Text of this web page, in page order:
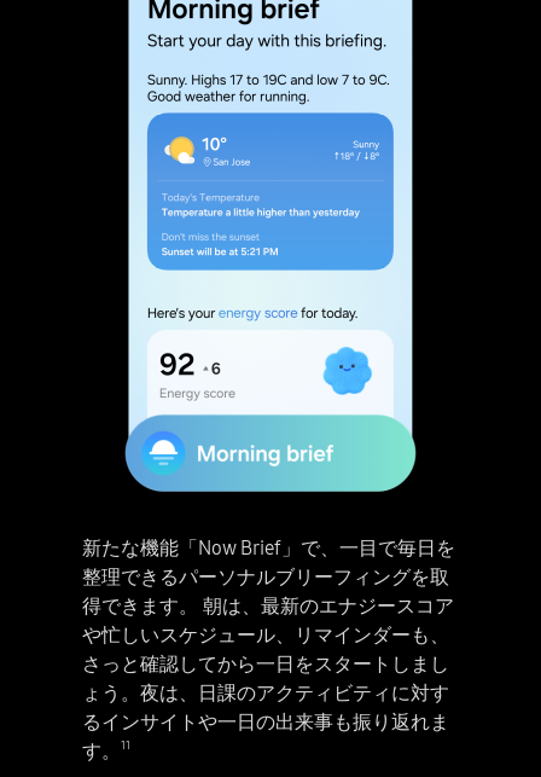
Galaxy S25シリーズでのGoogle Gemini Liveの使い方。創造力を引き上げてみませんか？Google Gemini Liveと話してみましょう！ [Google Gemini Live] [1.はじめに。手にGalaxy S25シリーズのスマートフォンが持たれ、ホーム画面が表示されている] サイドボタンを長押し。[画面にGoogle Geminiのポップアップが表示される] Google Gemini Liveのアイコンをタップ。プロジェクトやアイディアについて話しましょう！写真を選んで話すこともできます。[Gemini Live] [2.画像についての会話] 「+」をタップ。[ギャラリーアイコンをタップ] 「ギャラリー」を選択して。[画面下部にギャラリーのプレビューが表示される] 画像を選ぼう。「Talk Live about this」をタップ。[DNAの変異に関する写真がGemini Liveにアップロードされる] これで準備完了。"これ勉強を手伝ってくれない？" "早速はじめましょう。突然変異とは何か分かりますか" "分からないから簡単に説明して！" "体への命令はすべてDNAと呼ばれる巨大な料理本に保存されていると想像してみて。突然変異は、いわばその料理本の誤字表記のようなものだよ。" "なるほど！突然変異の原因は何？" [Google Gemini Live] [3.会話の再開] 会話が終了するなら「x]を押すだけ。会話の履歴はテキストでいつでも見返せる。[ライブ会話がチャットとして保存され、スクロールして表示される] [免責事項：画像や動画は一部省略したシミュレーションであり、実際のUIとは異なる場合があります。Google Gemini Live機能には、インターネット接続とGoogleアカウントへのログインが必要です。一部の機能とアカウントに対応しています。18歳未満の方はご利用いただけません。結果の正確性は保証いたしません。サービスの利用可否は、国や地域、言語、デバイスモデル、アプリによって異なる場合があります。互換性のあるアプリで機能します。サブスクリプションによって機能が異なる場合があります。また、結果が異なる場合があります] サイドボタンを長押しでいつでもGoogle Geminiを呼び出そう。[マス目上に配置された4台のGalaxy S25シリーズのスマートフォンが、回転しながら視界に入ってくる。中央から光が発せられ、Galaxy AIのロゴが映し出される。チタニウム シルバーブルーのGalaxy S25 Ultraのメインディスプレイが見えており、Now Briefの通知が「今日のハイライト」を表示している。ネイビーのGalaxy S25、Sペンのついたチタニウム シルバーブルーのGalaxy S25 Ultra、アイシーブルーのGalaxy S25の背面が見え、大胆なカメラデザインが見えている。] [Galaxy S25シリーズ][免責事項：動画はイメージです。実際のUX/UIとは異なる場合があります。カラーバリエーションは、国や地域、キャリアによって異なる場合があります] [samsung.com] [Samsungのロゴ]
新たな機能「Now Brief」で、一目で毎日を
整理できるパーソナルブリーフィングを取
得できます。 朝は、最新のエナジースコア
や忙しいスケジュール、リマインダーも、
さっと確認してから一日をスタートしまし
ょう。夜は、日課のアクティビティに対す
るインサイトや一日の出来事も振り返れま
す。
11